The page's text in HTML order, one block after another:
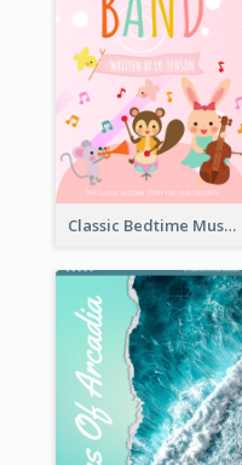
Classic Bedtime Musical Story Book Cover